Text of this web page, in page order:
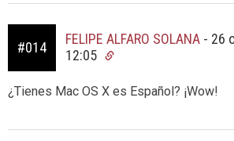
#014
FELIPE ALFARO SOLANA - 26
12:05
¿Tienes Mac OS X es Español? ¡Wow!